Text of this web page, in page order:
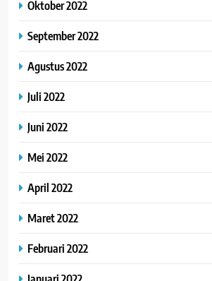
Oktober 2022
September 2022
Agustus 2022
Juli 2022
Juni 2022
Mei 2022
April 2022
Maret 2022
Februari 2022